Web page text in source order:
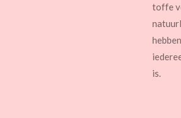
toffe
is.